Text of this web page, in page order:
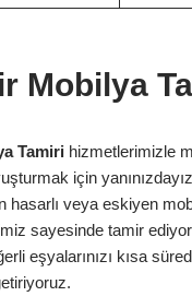
Mobilya
Tamiri hizmetlerimizle
için
hasarlı veya eskiyen
sayesinde tamir
eşyalarınızı kısa